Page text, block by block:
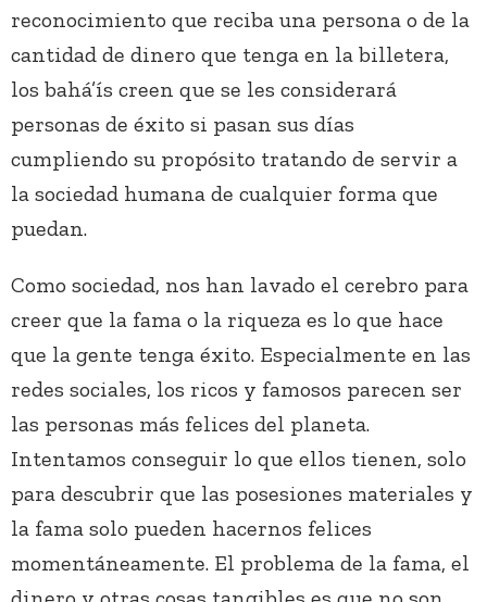
reconocimiento que reciba una persona o de la
cantidad de dinero que tenga en la billetera,
los bahá’ís creen que se les considerará
personas de éxito si pasan sus días
cumpliendo su propósito tratando de servir a
la sociedad humana de cualquier forma que
puedan.
Como sociedad, nos han lavado el cerebro para
creer que la fama o la riqueza es lo que hace
que la gente tenga éxito. Especialmente en las
redes sociales, los ricos y famosos parecen ser
las personas más felices del planeta.
Intentamos conseguir lo que ellos tienen, solo
para descubrir que las posesiones materiales y
la fama solo pueden hacernos felices
momentáneamente. El problema de la fama, el